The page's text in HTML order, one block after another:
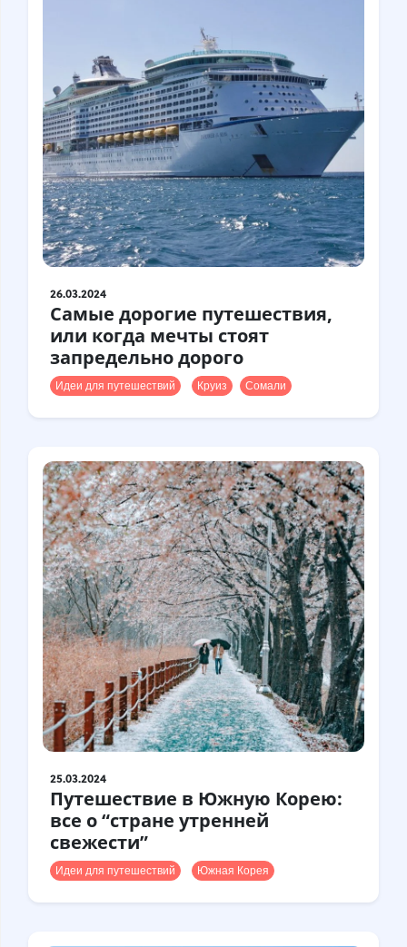
Чехия
Чили
Швейцария
Швеция
Шотландия
Шри-Ланка
Эстония
Япония
26.03.2024
Самые дорогие путешествия,
или когда мечты стоят
запредельно дорого
Идеи для путешествий Круиз Сомали
25.03.2024
Путешествие в Южную Корею:
все о “стране утренней
свежести”
Идеи для путешествий Южная Корея